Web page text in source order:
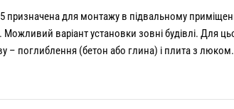
для монтажу в підвальному
варіант установки зовні будівлі. Для
– поглиблення (бетон або глина) і плита з люком.